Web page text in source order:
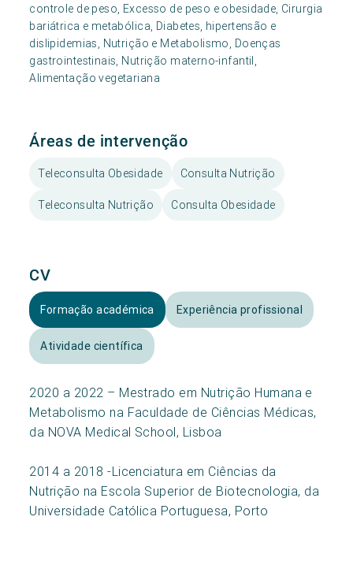
controle de peso, Excesso de peso e obesidade, Cirurgia
bariátrica e metabólica, Diabetes, hipertensão e
dislipidemias, Nutrição e Metabolismo, Doenças
gastrointestinais, Nutrição materno-infantil,
Alimentação vegetariana
Áreas de intervenção
Teleconsulta Obesidade Consulta Nutrição
Teleconsulta Nutrição Consulta Obesidade
CV
Formação académica Experiência profissional
Atividade científica
2020 a 2022 – Mestrado em Nutrição Humana e
Metabolismo na Faculdade de Ciências Médicas,
da NOVA Medical School, Lisboa
2014 a 2018 -Licenciatura em Ciências da
Nutrição na Escola Superior de Biotecnologia, da
Universidade Católica Portuguesa, Porto